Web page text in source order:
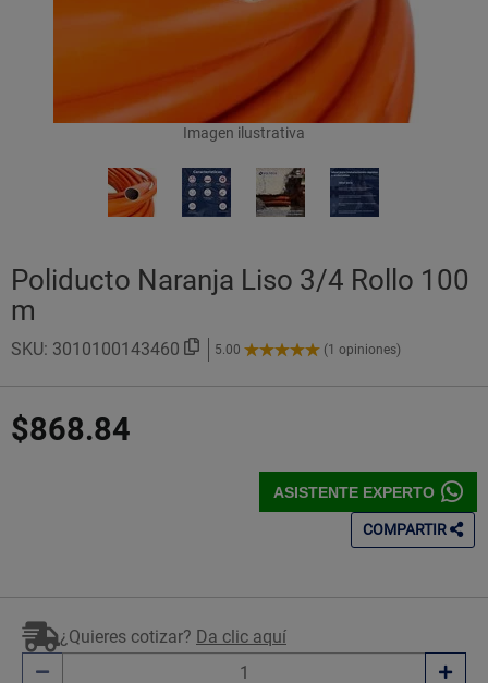
Imagen ilustrativa
Poliducto Naranja Liso 3/4 Rollo 100
m
SKU: 3010100143460 5.00
5.00
(1 opiniones)
$868.84
ASISTENTE EXPERTO
COMPARTIR
¿Quieres cotizar? Da clic aquí